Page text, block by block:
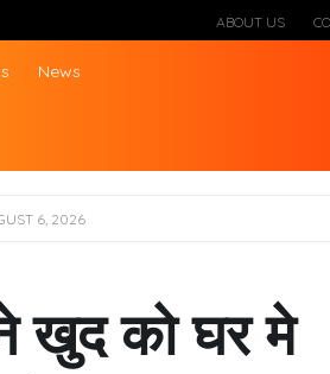
ABOUT US
News
6, 2026
खुद को घर मे